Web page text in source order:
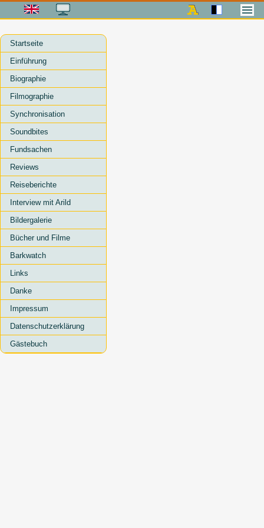
Startseite
Einführung
Biographie
Filmographie
Synchronisation
Soundbites
Fundsachen
Reviews
Reiseberichte
Interview mit Arild
Bildergalerie
Bücher und Filme
Barkwatch
Links
Danke
Impressum
Datenschutzerklärung
Gästebuch